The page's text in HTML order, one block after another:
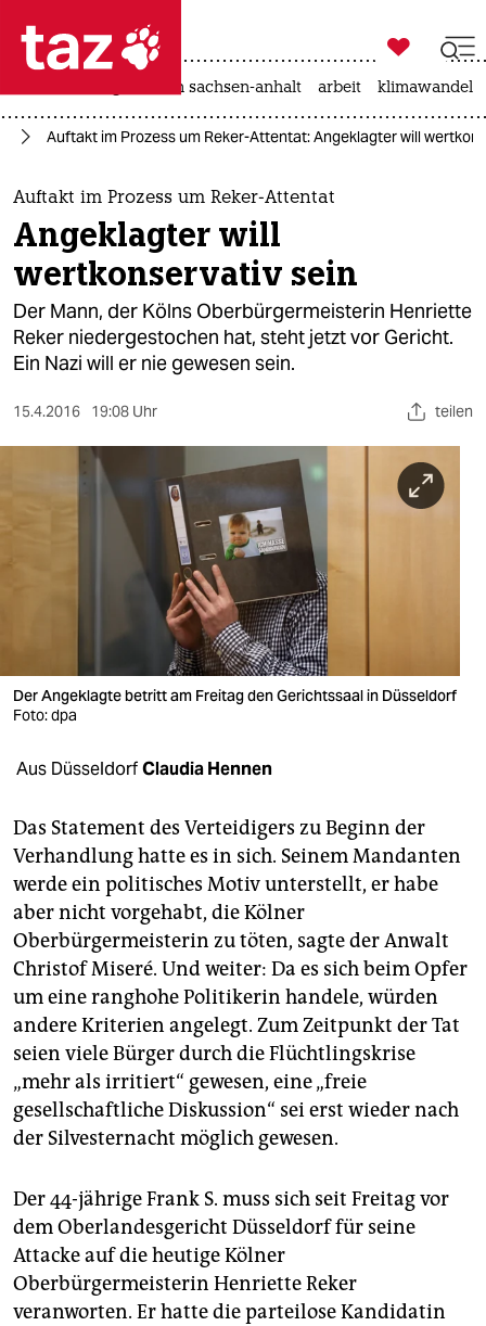
 taz zahl ich
taz zahl ich
themen
politik
öko
gesellschaft
sport
berlin
verlag
veranstaltungen
shop
unterstützen
abo
genossenschaft
epaper login

taz zahl ich
landtagswahl in sachsen-anhalt arbeit klimawandel
Auftakt im Prozess um Reker-Attentat: Angeklagter will
Auftakt im Prozess um Reker-Attentat
Angeklagter will
wertkonservativ sein
Der Mann, der Kölns Oberbürgermeisterin Henriette
Reker niedergestochen hat, steht jetzt vor Gericht.
Ein Nazi will er nie gewesen sein.
15.4.2016 19:08 Uhr teilen
Der Angeklagte betritt am Freitag den Gerichtssaal in Düsseldorf
Foto: dpa
Aus DüsseldorfClaudia Hennen
Das Statement des Verteidigers zu Beginn der
Verhandlung hatte es in sich. Seinem Mandanten
werde ein politisches Motiv unterstellt, er habe
aber nicht vorgehabt, die Kölner
Oberbürgermeisterin zu töten, sagte der Anwalt
Christof Miseré. Und weiter: Da es sich beim Opfer
um eine ranghohe Politikerin handele, würden
andere Kriterien angelegt. Zum Zeitpunkt der Tat
seien viele Bürger durch die Flüchtlingskrise
„mehr als irritiert“ gewesen, eine „freie
gesellschaftliche Diskussion“ sei erst wieder nach
der Silvesternacht möglich gewesen.
Der 44-jährige Frank S. muss sich seit Freitag vor
dem Oberlandesgericht Düsseldorf für seine
Attacke auf die heutige Kölner
Oberbürgermeisterin Henriette Reker
veranworten. Er hatte die parteilose Kandidatin